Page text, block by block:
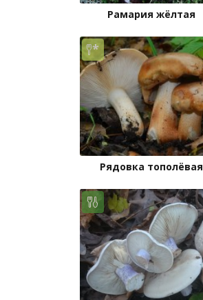
Рамария жёлтая
Рядовка тополёвая